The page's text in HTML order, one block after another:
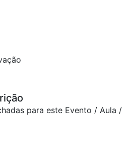
para este Evento / Aula /